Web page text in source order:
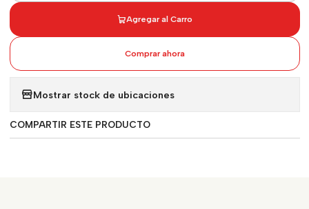
Agregar al Carro
Comprar ahora
Mostrar stock de ubicaciones
COMPARTIR ESTE PRODUCTO